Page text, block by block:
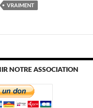
VRAIMENT
NOTRE ASSOCIATION